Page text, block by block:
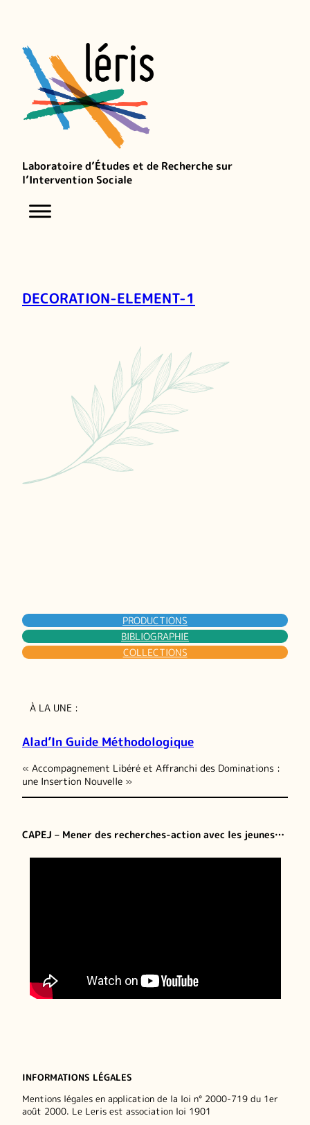
Laboratoire d’Études et de Recherche sur
l’Intervention Sociale
DECORATION-ELEMENT-1
PRODUCTIONS
BIBLIOGRAPHIE
COLLECTIONS
À LA UNE :
Alad’In Guide Méthodologique
« Accompagnement Libéré et Affranchi des Dominations :
une Insertion Nouvelle »
CAPEJ – Mener des recherches-action avec les jeunes…
INFORMATIONS LÉGALES
Mentions légales en application de la loi n° 2000-719 du 1er
août 2000. Le Leris est association loi 1901